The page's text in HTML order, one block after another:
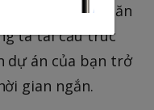
sử dụng để ngăn
ta tái cấu trúc
dự án của bạn trở
gian ngắn.